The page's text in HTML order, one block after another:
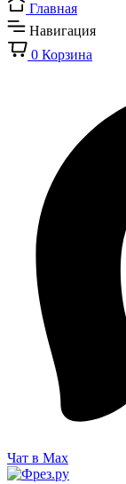
Главная
Навигация
0 Корзина
Чат в Max